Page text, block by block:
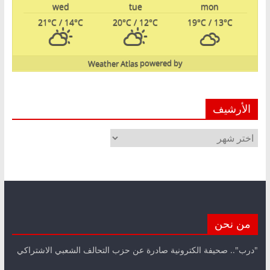
mon
tue
wed
19°C/ 13°C
20°C / 12°C
21°C / 14°C
powered by
Weather Atlas
الأرشيف
الأرشيف
من نحن
"درب".. صحيفة الكترونية صادرة عن حزب التحالف الشعبي الاشتراكي